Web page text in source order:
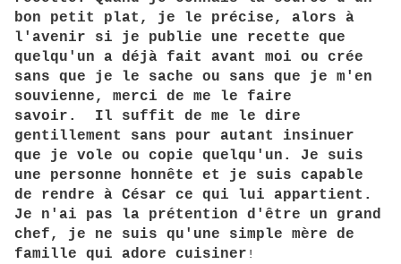
bon petit plat, je le précise, alors à
l'avenir si je publie une recette que
quelqu'un a déjà fait avant moi ou crée
sans que je le sache ou sans que je m'en
souvienne, merci de me le faire
savoir. Il suffit de me le dire
gentillement sans pour autant insinuer
que je vole ou copie quelqu'un. Je suis
une personne honnête et je suis capable
de rendre à César ce qui lui appartient.
Je n'ai pas la prétention d'être un grand
chef, je ne suis qu'une simple mère de
famille qui adore cuisiner !